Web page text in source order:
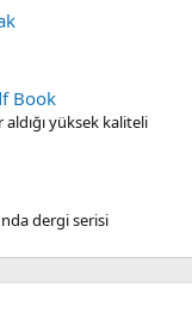
Book
yüksek kaliteli
dergi serisi